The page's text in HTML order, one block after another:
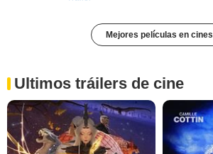
Mejores películas en cines
Ultimos tráilers de cine